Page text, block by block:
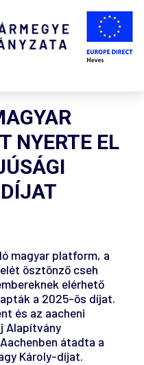
NYERTE EL
magyar platform, a
ösztönző cseh
elérhető
a 2025-ös díjat.
és az aacheni
Alapítvány
átadta a
Károly-díjat.